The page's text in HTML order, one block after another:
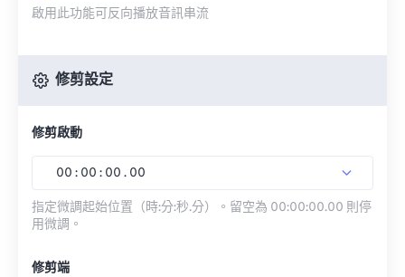
啟用此功能可反向播放音訊串流
修剪設定
修剪啟動
00 : 00 : 00 . 00
指定微調起始位置（時:分:秒.分）。留空為 00:00:00.00 則停
用微調。
修剪端